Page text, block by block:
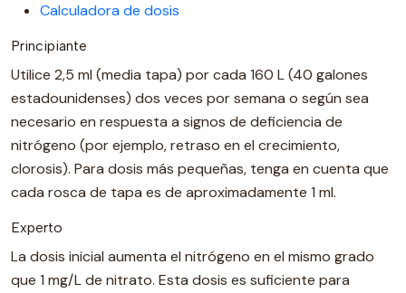
Calculadora de dosis
Principiante
Utilice 2,5 ml (media tapa) por cada 160 L (40 galones
estadounidenses) dos veces por semana o según sea
necesario en respuesta a signos de deficiencia de
nitrógeno (por ejemplo, retraso en el crecimiento,
clorosis). Para dosis más pequeñas, tenga en cuenta que
cada rosca de tapa es de aproximadamente 1 ml.
Experto
La dosis inicial aumenta el nitrógeno en el mismo grado
que 1 mg/L de nitrato. Esta dosis es suficiente para